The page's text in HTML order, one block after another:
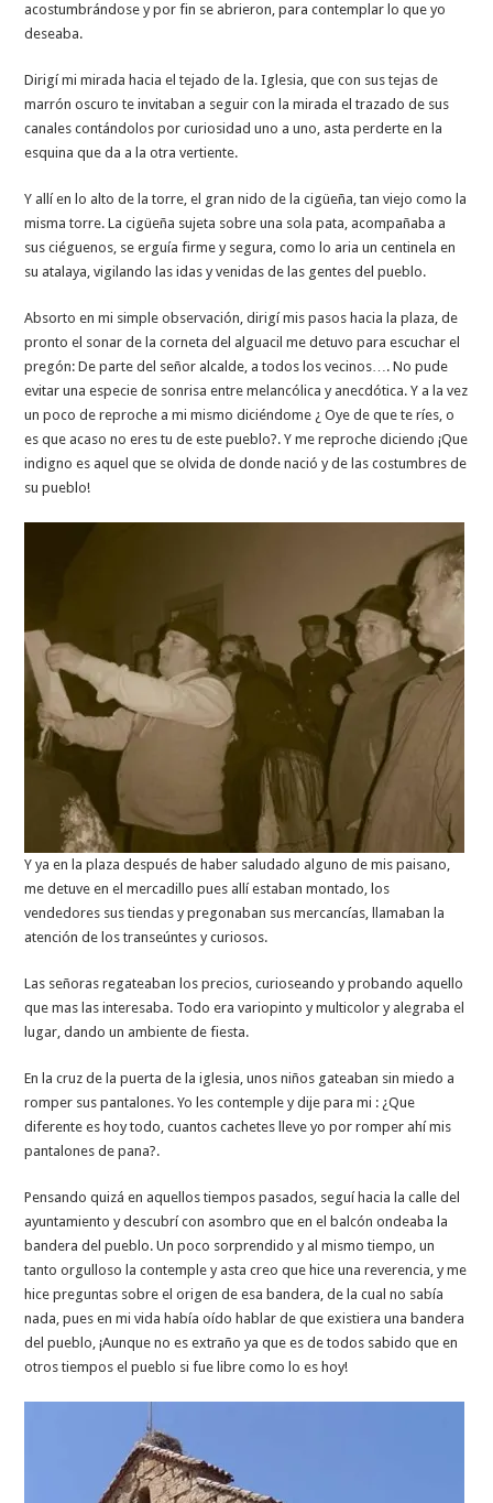
acostumbrándose y por fin se abrieron, para contemplar lo que yo
deseaba.
Dirigí mi mirada hacia el tejado de la. Iglesia, que con sus tejas de
marrón oscuro te invitaban a seguir con la mirada el trazado de sus
canales contándolos por curiosidad uno a uno, asta perderte en la
esquina que da a la otra vertiente.
Y allí en lo alto de la torre, el gran nido de la cigüeña, tan viejo como la
misma torre. La cigüeña sujeta sobre una sola pata, acompañaba a
sus ciéguenos, se erguía firme y segura, como lo aria un centinela en
su atalaya, vigilando las idas y venidas de las gentes del pueblo.
Absorto en mi simple observación, dirigí mis pasos hacia la plaza, de
pronto el sonar de la corneta del alguacil me detuvo para escuchar el
pregón: De parte del señor alcalde, a todos los vecinos…. No pude
evitar una especie de sonrisa entre melancólica y anecdótica. Y a la vez
un poco de reproche a mi mismo diciéndome ¿ Oye de que te ríes, o
es que acaso no eres tu de este pueblo?. Y me reproche diciendo ¡Que
indigno es aquel que se olvida de donde nació y de las costumbres de
su pueblo!
Y ya en la plaza después de haber saludado alguno de mis paisano,
me detuve en el mercadillo pues allí estaban montado, los
vendedores sus tiendas y pregonaban sus mercancías, llamaban la
atención de los transeúntes y curiosos.
Las señoras regateaban los precios, curioseando y probando aquello
que mas las interesaba. Todo era variopinto y multicolor y alegraba el
lugar, dando un ambiente de fiesta.
En la cruz de la puerta de la iglesia, unos niños gateaban sin miedo a
romper sus pantalones. Yo les contemple y dije para mi : ¿Que
diferente es hoy todo, cuantos cachetes lleve yo por romper ahí mis
pantalones de pana?.
Pensando quizá en aquellos tiempos pasados, seguí hacia la calle del
ayuntamiento y descubrí con asombro que en el balcón ondeaba la
bandera del pueblo. Un poco sorprendido y al mismo tiempo, un
tanto orgulloso la contemple y asta creo que hice una reverencia, y me
hice preguntas sobre el origen de esa bandera, de la cual no sabía
nada, pues en mi vida había oído hablar de que existiera una bandera
del pueblo, ¡Aunque no es extraño ya que es de todos sabido que en
otros tiempos el pueblo si fue libre como lo es hoy!